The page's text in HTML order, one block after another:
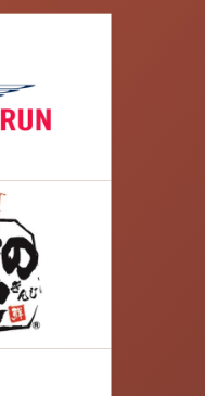
み、橋を進みま